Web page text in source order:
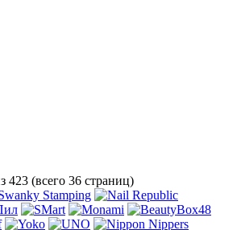
423 (всего 36 страниц)